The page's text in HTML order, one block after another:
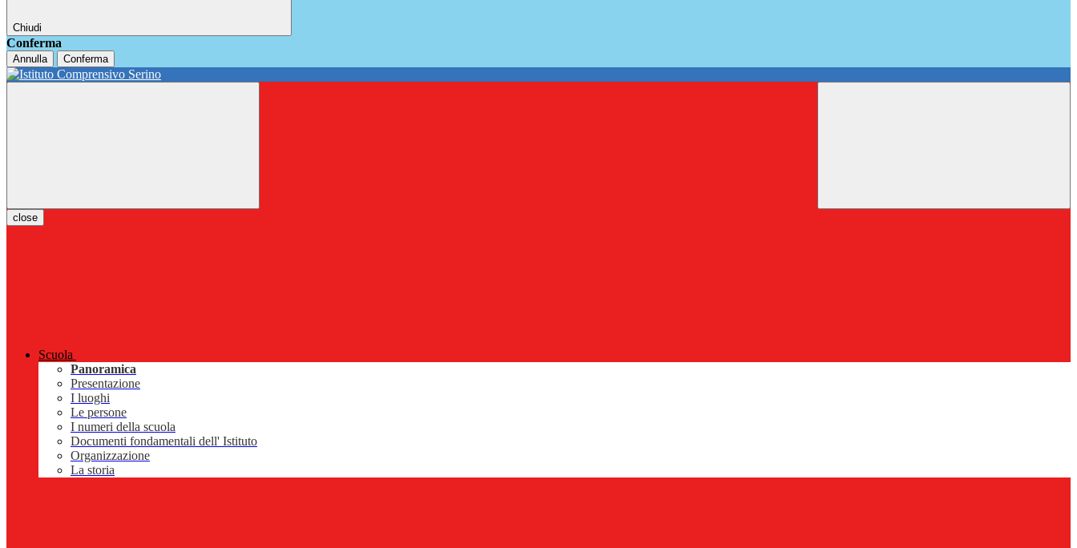
Chiudi
Conferma
Annulla Conferma
close
Scuola
Panoramica
Presentazione
I luoghi
Le persone
I numeri della scuola
Documenti fondamentali dell' Istituto
Organizzazione
La storia